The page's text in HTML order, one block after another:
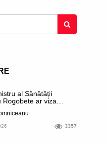
al Sănătății
Rogobete ar viza
Pesedistul
demne de Coreea
femei din Timișoara
3357